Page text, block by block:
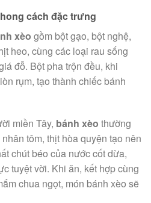
cách đặc trưng
xèo gồm bột gạo, bột nghệ,
heo, cùng các loại rau sống
đỗ. Bột pha trộn đều, khi
rụm, tạo thành chiếc bánh
miền Tây, bánh xèo thường
tôm, thịt hòa quyện tạo nên
chút béo của nước cốt dừa,
tuyệt vời. Khi ăn, kết hợp cùng
chua ngọt, món bánh xèo sẽ